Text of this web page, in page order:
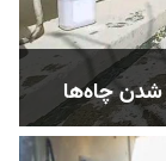
شدن چاه‌ها